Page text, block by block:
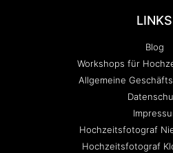
LINKS
Blog
Workshops für
Allgemeine
Hochzeitsfotograf
Hochzeitsfotograf